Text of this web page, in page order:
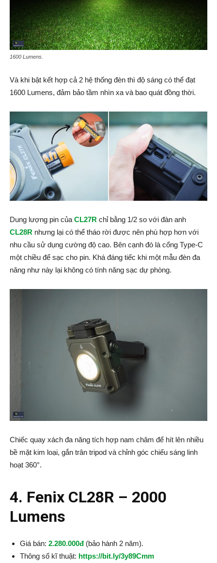
1600 Lumens.
Và khi bật kết hợp cả 2 hệ thống đèn thì độ sáng có thể đạt
1600 Lumens, đảm bảo tầm nhìn xa và bao quát đồng thời.
Dung lượng pin của CL27R chỉ bằng 1/2 so với đàn anh
CL28R nhưng lại có thể tháo rời được nên phù hợp hơn với
nhu cầu sử dụng cường độ cao. Bên cạnh đó là cổng Type-C
một chiều để sạc cho pin. Khá đáng tiếc khi một mẫu đèn đa
năng như này lại không có tính năng sạc dự phòng.
Chiếc quay xách đa năng tích hợp nam châm để hít lên nhiều
bề mặt kim loại, gắn trân tripod và chỉnh góc chiếu sáng linh
hoạt 360°.
4. Fenix CL28R – 2000
Lumens
Giá bán: 2.280.000đ(bảo hành 2 năm).
Thông số kĩ thuật: https://bit.ly/3y89Cmm